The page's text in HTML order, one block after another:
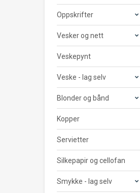
Oppskrifter
Vesker og nett
Veskepynt
Veske - lag selv
Blonder og bånd
Kopper
Servietter
Silkepapir og cellofan
Smykke - lag selv